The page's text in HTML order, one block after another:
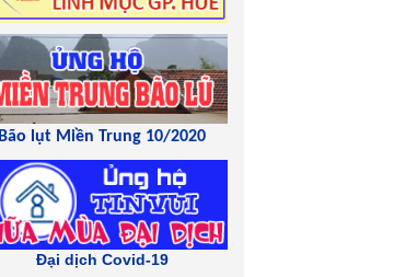
Bão lụt Miền Trung 10/2020
Đại dịch Covid-19